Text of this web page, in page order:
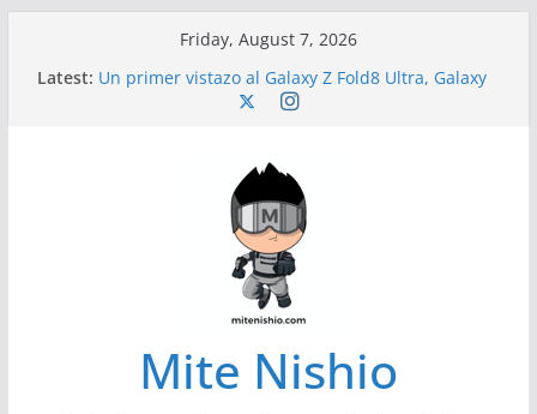
Friday, August 7, 2026
Latest: Un primer vistazo al Galaxy Z Fold8 Ultra, Galaxy
Z Fold8 y Galaxy Z Flip8
Conferencistas analizarán los desafíos que
redefinen el futuro de las finanzas y la economía
Segunda edición de Marketing Unplugged
impulsa el marketing con propósito
Alerta sobre nueva campaña de ciberataques
que afecta a organizaciones de América Latina
Mite Nishio